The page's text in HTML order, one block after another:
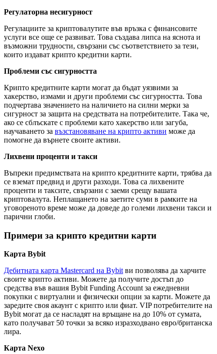
Регулаторна несигурност
Регулациите за криптовалутите във връзка с финансовите
услуги все още се развиват. Това създава липса на яснота и
възможни трудности, свързани със съответствието за тези,
които издават крипто кредитни карти.
Проблеми със сигурността
Крипто кредитните карти могат да бъдат уязвими за
хакерство, измами и други проблеми със сигурността. Това
подчертава значението на наличието на силни мерки за
сигурност за защита на средствата на потребителите. Така че,
ако се сблъскате с проблеми като хакерство или загуба,
научаването за възстановяване на крипто активи може да
помогне да върнете своите активи.
Лихвени проценти и такси
Въпреки предимствата на крипто кредитните карти, трябва да
се вземат предвид и други разходи. Това са лихвените
проценти и таксите, свързани с заеми срещу вашата
криптовалута. Неплащането на заетите суми в рамките на
уговореното време може да доведе до големи лихвени такси и
парични глоби.
Примери за крипто кредитни карти
Карта Bybit
Дебитната карта Mastercard на Bybit ви позволява да харчите
своите крипто активи. Можете да получите достъп до
средства във вашия Bybit Funding Account за ежедневни
покупки с виртуални и физически опции за карти. Можете да
заредите своя акаунт с крипто или фиат. VIP потребителите на
Bybit могат да се насладят на връщане на до 10% от сумата,
като получават 50 точки за всяко изразходвано евро/британска
лира.
Карта Nexo